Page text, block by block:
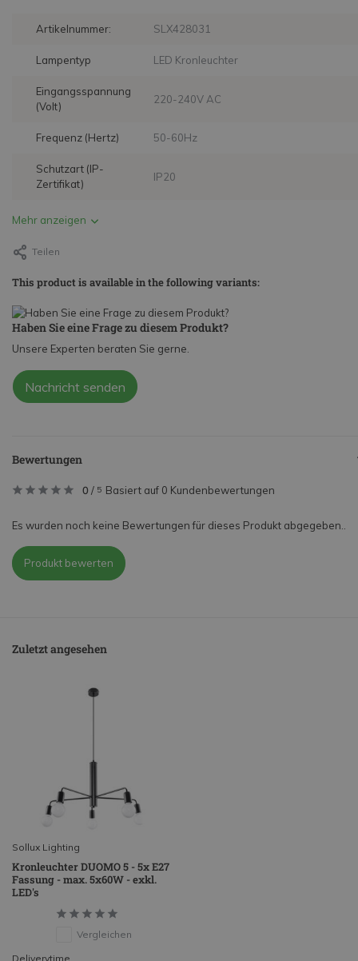
Artikelnummer: SLX428031
Lampentyp LED Kronleuchter
Eingangsspannung
(Volt)
220-240V AC
Frequenz (Hertz) 50-60Hz
Schutzart (IP-
Zertifikat)
IP20
Mehr anzeigen
Teilen
This product is available in the following variants:
Haben Sie eine Frage zu diesem Produkt?
Unsere Experten beraten Sie gerne.
Nachricht senden
Bewertungen
0 / 5 Basiert auf 0 Kundenbewertungen
Es wurden noch keine Bewertungen für dieses Produkt abgegeben..
Produkt bewerten
Zuletzt angesehen
Sollux Lighting
Kronleuchter DUOMO 5 - 5x E27
Fassung - max. 5x60W - exkl.
LED's
Vergleichen
Deliverytime